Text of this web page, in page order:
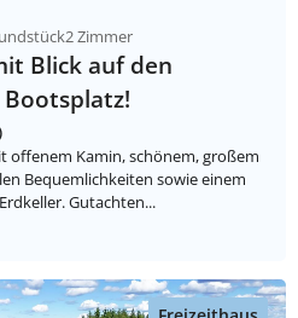
2 Zimmer
Blick auf den
Bootsplatz!
offenem Kamin, schönem, großem
Bequemlichkeiten sowie einem
Gutachten...